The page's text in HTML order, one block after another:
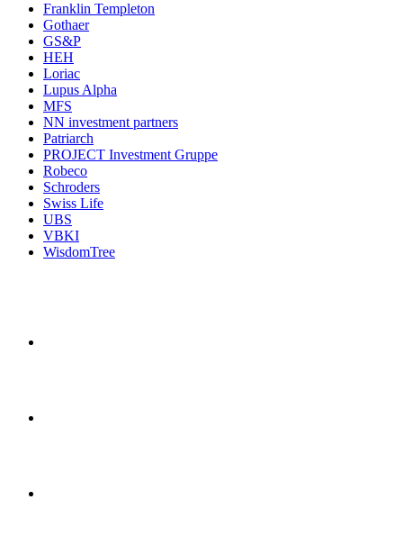
Franklin Templeton
Gothaer
GS&P
HEH
Loriac
Lupus Alpha
MFS
NN investment partners
Patriarch
PROJECT Investment Gruppe
Robeco
Schroders
Swiss Life
UBS
VBKI
WisdomTree